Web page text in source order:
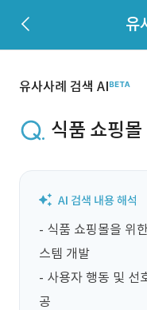
유
유사사례 검색 AI
식품 쇼핑
- 식품 쇼핑몰을 위
스템 개발
- 사용자 행동 및 선
공